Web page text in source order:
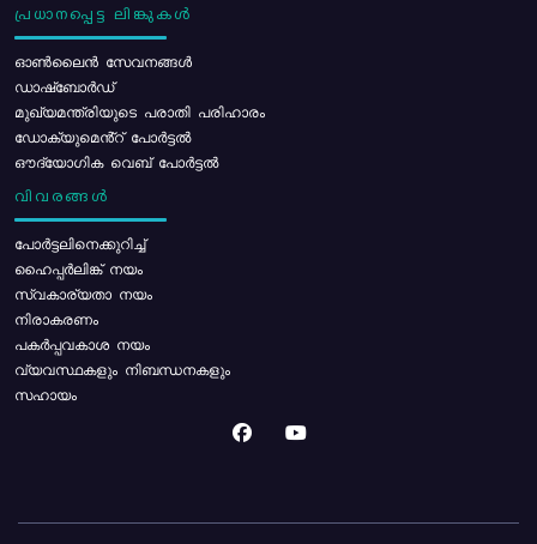
പ്രധാനപ്പെട്ട ലിങ്കുകൾ
ഓൺലൈൻ സേവനങ്ങൾ
ഡാഷ്ബോർഡ്
മുഖ്യമന്ത്രിയുടെ പരാതി പരിഹാരം
ഡോക്യുമെൻ്റ് പോർട്ടൽ
ഔദ്യോഗിക വെബ് പോർട്ടൽ
വിവരങ്ങൾ
പോര്‍ട്ടലിനെക്കുറിച്ച്
ഹൈപ്പർലിങ്ക് നയം
സ്വകാര്യതാ നയം
നിരാകരണം
പകർപ്പവകാശ നയം
വ്യവസ്ഥകളും നിബന്ധനകളും
സഹായം